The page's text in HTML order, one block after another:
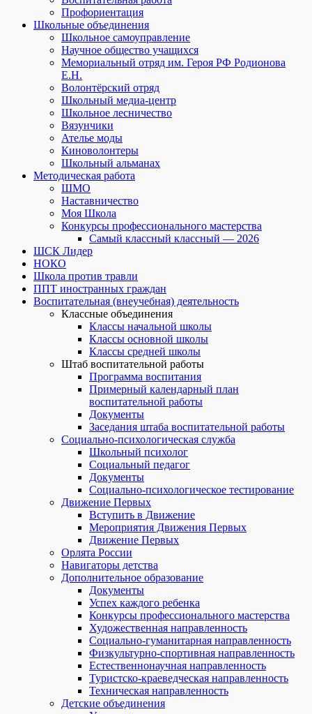
Профориентация
Школьные объединения
Школьное самоуправление
Научное общество учащихся
Мемориальный отряд им. Героя РФ Родионова
Е.Н.
Волонтёрский отряд
Школьный медиа-центр
Школьное лесничество
Вязунчики
Ателье моды
Киноволонтеры
Школьный альманах
Методическая работа
ШМО
Наставничество
Моя Школа
Конкурсы профессионального мастерства
Самый классный классный — 2026
ШСК Лидер
НОКО
Школа против травли
ППТ иностранных граждан
Воспитательная (внеучебная) деятельность
Классные объединения
Классы начальной школы
Классы основной школы
Классы средней школы
Штаб воспитательной работы
Программа воспитания
Примерный календарный план
воспитательной работы
Документы
Заседания штаба воспитательной работы
Социально-психологическая служба
Школьный психолог
Социальный педагог
Документы
Социально-психологическое тестирование
Движение Первых
Вступить в Движение
Мероприятия Движения Первых
Движение Первых
Орлята России
Навигаторы детства
Дополнительное образование
Документы
Успех каждого ребенка
Конкурсы профессионального мастерства
Художественная направленность
Социально-гуманитарная направленность
Физкультурно-спортивная направленность
Естественнонаучная направленность
Туристско-краеведческая направленность
Техническая направленность
Детские объединения